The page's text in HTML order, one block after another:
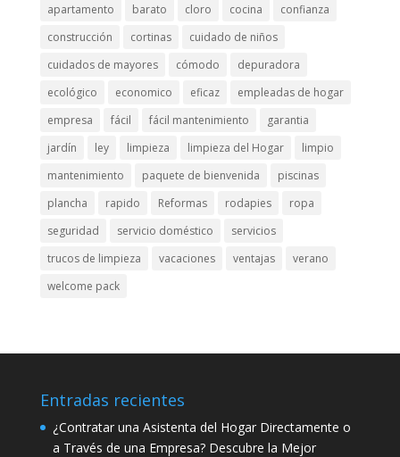
apartamento
barato cloro cocina
confianza
construcción
cortinas
cuidado de niños
cuidados de mayores
cómodo
depuradora
ecológico
economico eficaz
empleadas de hogar
empresa
fácil fácil mantenimiento
garantia
jardín
ley limpieza limpieza del Hogar
limpio
mantenimiento
paquete de bienvenida
piscinas
plancha
rapido Reformas rodapies
ropa
seguridad
servicio doméstico
servicios
trucos de limpieza
vacaciones ventajas
verano
welcome pack
Entradas recientes
¿Contratar una Asistenta del Hogar Directamente o
a Través de una Empresa? Descubre la Mejor